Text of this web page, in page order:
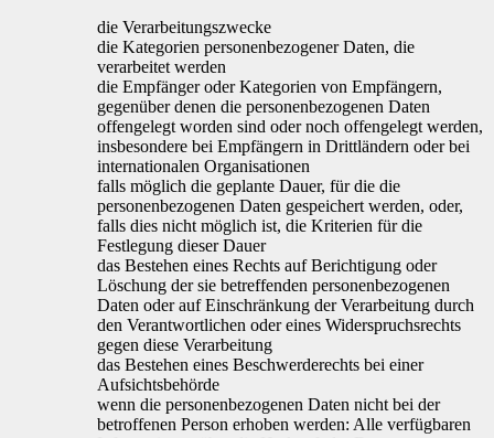
die Verarbeitungszwecke
die Kategorien personenbezogener Daten, die
verarbeitet werden
die Empfänger oder Kategorien von Empfängern,
gegenüber denen die personenbezogenen Daten
offengelegt worden sind oder noch offengelegt werden,
insbesondere bei Empfängern in Drittländern oder bei
internationalen Organisationen
falls möglich die geplante Dauer, für die die
personenbezogenen Daten gespeichert werden, oder,
falls dies nicht möglich ist, die Kriterien für die
Festlegung dieser Dauer
das Bestehen eines Rechts auf Berichtigung oder
Löschung der sie betreffenden personenbezogenen
Daten oder auf Einschränkung der Verarbeitung durch
den Verantwortlichen oder eines Widerspruchsrechts
gegen diese Verarbeitung
das Bestehen eines Beschwerderechts bei einer
Aufsichtsbehörde
wenn die personenbezogenen Daten nicht bei der
betroffenen Person erhoben werden: Alle verfügbaren